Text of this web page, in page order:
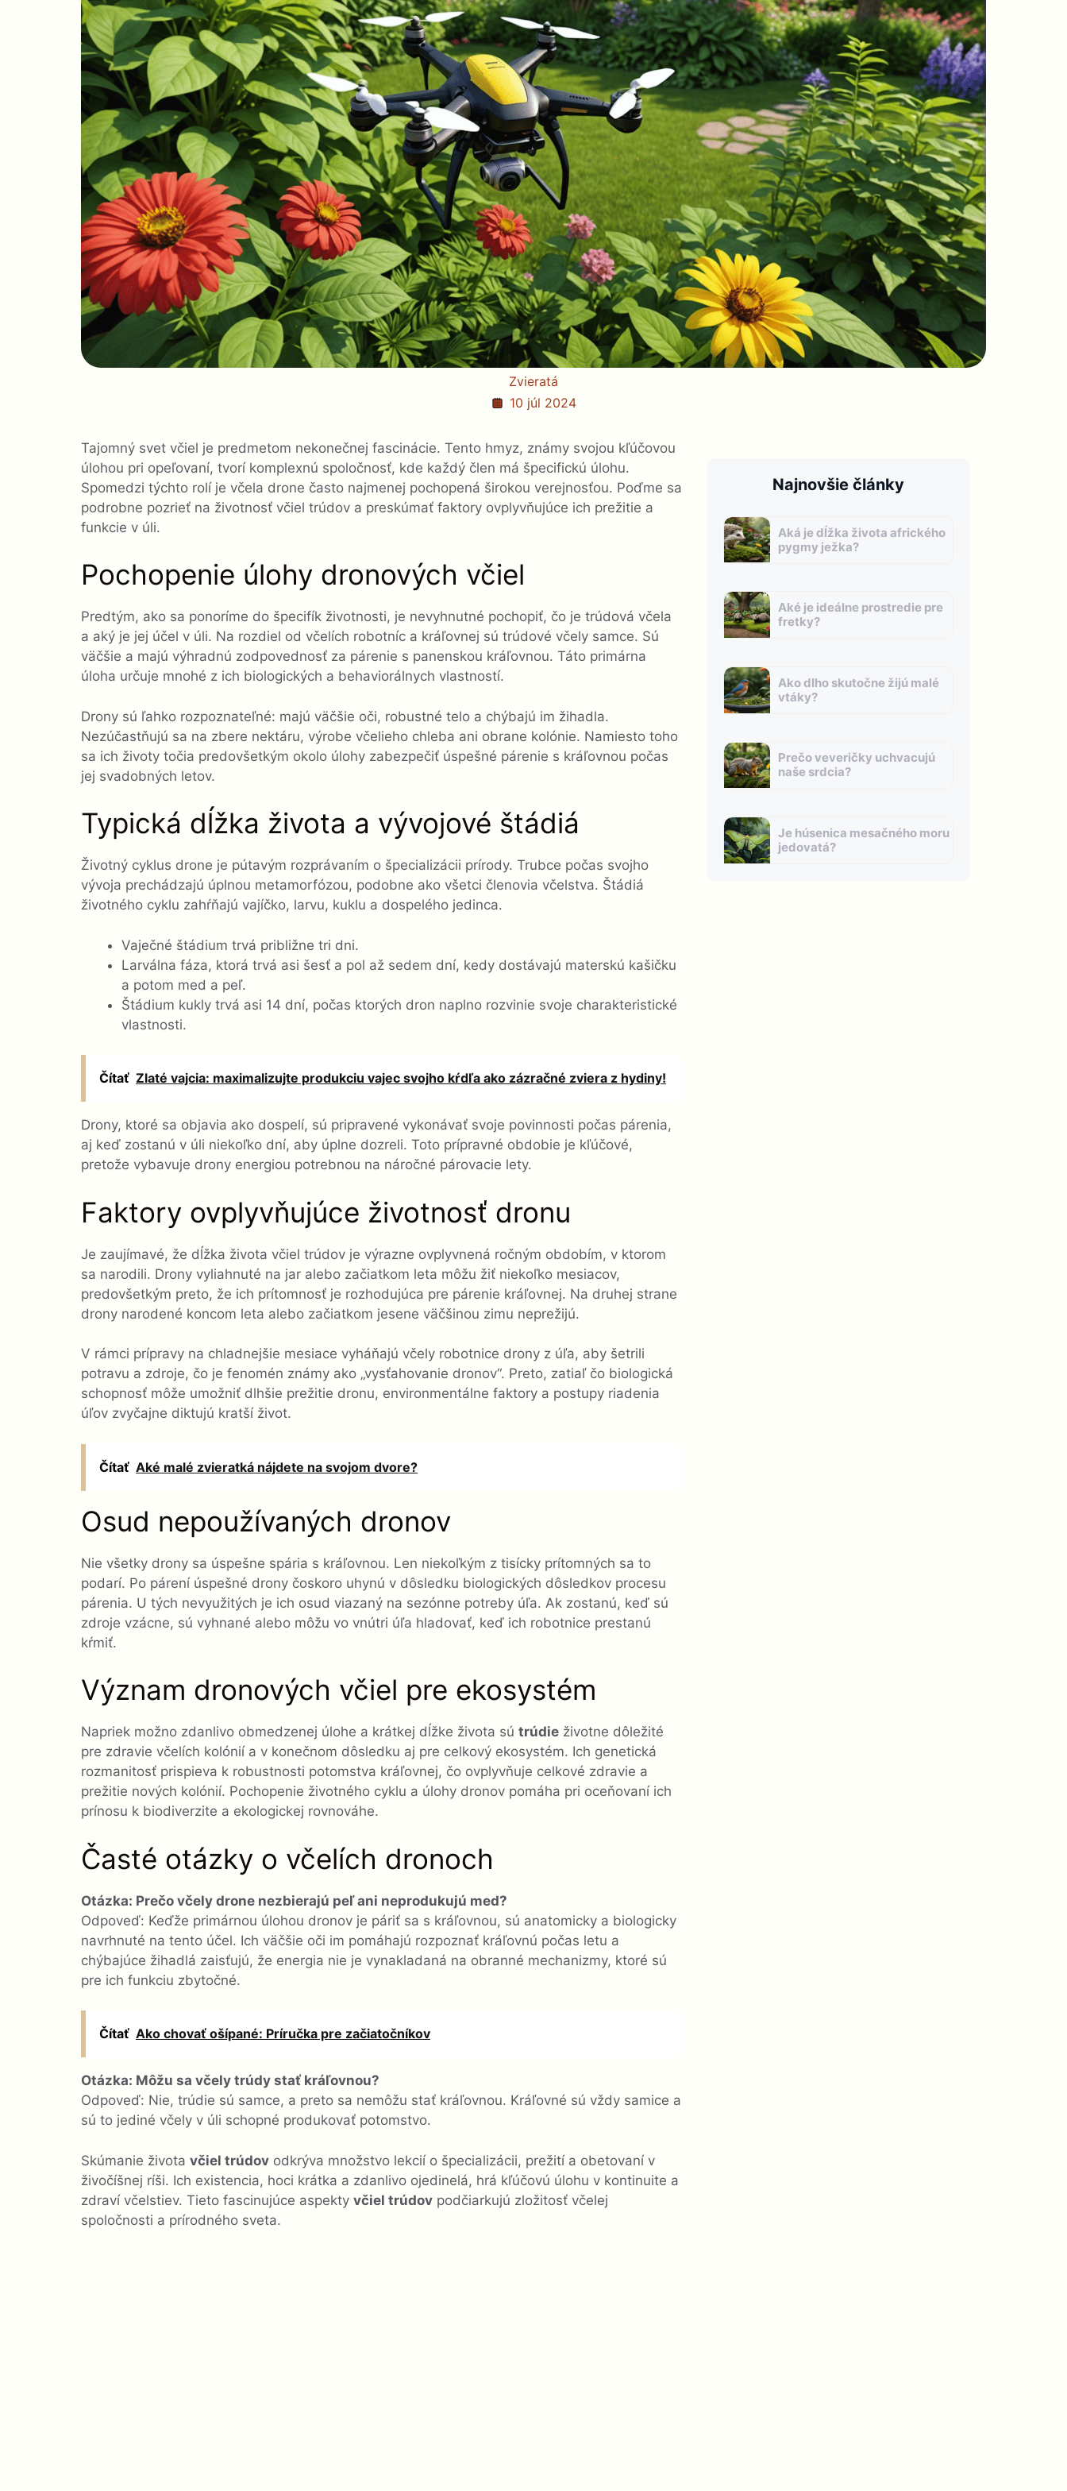
Zvieratá
10 júl 2024
Tajomný svet včiel je predmetom nekonečnej fascinácie. Tento hmyz, známy svojou kľúčovou
úlohou pri opeľovaní, tvorí komplexnú spoločnosť, kde každý člen má špecifickú úlohu.
Spomedzi týchto rolí je včela drone často najmenej pochopená širokou verejnosťou. Poďme sa
podrobne pozrieť na životnosť včiel trúdov a preskúmať faktory ovplyvňujúce ich prežitie a
funkcie v úli.
Pochopenie úlohy dronových včiel
Predtým, ako sa ponoríme do špecifík životnosti, je nevyhnutné pochopiť, čo je trúdová včela
a aký je jej účel v úli. Na rozdiel od včelích robotníc a kráľovnej sú trúdové včely samce. Sú
väčšie a majú výhradnú zodpovednosť za párenie s panenskou kráľovnou. Táto primárna
úloha určuje mnohé z ich biologických a behaviorálnych vlastností.
Drony sú ľahko rozpoznateľné: majú väčšie oči, robustné telo a chýbajú im žihadla.
Nezúčastňujú sa na zbere nektáru, výrobe včelieho chleba ani obrane kolónie. Namiesto toho
sa ich životy točia predovšetkým okolo úlohy zabezpečiť úspešné párenie s kráľovnou počas
jej svadobných letov.
Typická dĺžka života a vývojové štádiá
Životný cyklus drone je pútavým rozprávaním o špecializácii prírody. Trubce počas svojho
vývoja prechádzajú úplnou metamorfózou, podobne ako všetci členovia včelstva. Štádiá
životného cyklu zahŕňajú vajíčko, larvu, kuklu a dospelého jedinca.
Vaječné štádium trvá približne tri dni.
Larválna fáza, ktorá trvá asi šesť a pol až sedem dní, kedy dostávajú materskú kašičku
a potom med a peľ.
Štádium kukly trvá asi 14 dní, počas ktorých dron naplno rozvinie svoje charakteristické
vlastnosti.
Čítať Zlaté vajcia: maximalizujte produkciu vajec svojho kŕdľa ako zázračné zviera z hydiny!
Drony, ktoré sa objavia ako dospelí, sú pripravené vykonávať svoje povinnosti počas párenia,
aj keď zostanú v úli niekoľko dní, aby úplne dozreli. Toto prípravné obdobie je kľúčové,
pretože vybavuje drony energiou potrebnou na náročné párovacie lety.
Faktory ovplyvňujúce životnosť dronu
Je zaujímavé, že dĺžka života včiel trúdov je výrazne ovplyvnená ročným obdobím, v ktorom
sa narodili. Drony vyliahnuté na jar alebo začiatkom leta môžu žiť niekoľko mesiacov,
predovšetkým preto, že ich prítomnosť je rozhodujúca pre párenie kráľovnej. Na druhej strane
drony narodené koncom leta alebo začiatkom jesene väčšinou zimu neprežijú.
V rámci prípravy na chladnejšie mesiace vyháňajú včely robotnice drony z úľa, aby šetrili
potravu a zdroje, čo je fenomén známy ako „vysťahovanie dronov“. Preto, zatiaľ čo biologická
schopnosť môže umožniť dlhšie prežitie dronu, environmentálne faktory a postupy riadenia
úľov zvyčajne diktujú kratší život.
Čítať Aké malé zvieratká nájdete na svojom dvore?
Osud nepoužívaných dronov
Nie všetky drony sa úspešne spária s kráľovnou. Len niekoľkým z tisícky prítomných sa to
podarí. Po párení úspešné drony čoskoro uhynú v dôsledku biologických dôsledkov procesu
párenia. U tých nevyužitých je ich osud viazaný na sezónne potreby úľa. Ak zostanú, keď sú
zdroje vzácne, sú vyhnané alebo môžu vo vnútri úľa hladovať, keď ich robotnice prestanú
kŕmiť.
Význam dronových včiel pre ekosystém
Napriek možno zdanlivo obmedzenej úlohe a krátkej dĺžke života sú trúdie životne dôležité
pre zdravie včelích kolónií a v konečnom dôsledku aj pre celkový ekosystém. Ich genetická
rozmanitosť prispieva k robustnosti potomstva kráľovnej, čo ovplyvňuje celkové zdravie a
prežitie nových kolónií. Pochopenie životného cyklu a úlohy dronov pomáha pri oceňovaní ich
prínosu k biodiverzite a ekologickej rovnováhe.
Časté otázky o včelích dronoch
Otázka: Prečo včely drone nezbierajú peľ ani neprodukujú med?
Odpoveď: Keďže primárnou úlohou dronov je páriť sa s kráľovnou, sú anatomicky a biologicky
navrhnuté na tento účel. Ich väčšie oči im pomáhajú rozpoznať kráľovnú počas letu a
chýbajúce žihadlá zaisťujú, že energia nie je vynakladaná na obranné mechanizmy, ktoré sú
pre ich funkciu zbytočné.
Čítať Ako chovať ošípané: Príručka pre začiatočníkov
Otázka: Môžu sa včely trúdy stať kráľovnou?
Odpoveď: Nie, trúdie sú samce, a preto sa nemôžu stať kráľovnou. Kráľovné sú vždy samice a
sú to jediné včely v úli schopné produkovať potomstvo.
Skúmanie života včiel trúdov odkrýva množstvo lekcií o špecializácii, prežití a obetovaní v
živočíšnej ríši. Ich existencia, hoci krátka a zdanlivo ojedinelá, hrá kľúčovú úlohu v kontinuite a
zdraví včelstiev. Tieto fascinujúce aspekty včiel trúdov podčiarkujú zložitosť včelej
spoločnosti a prírodného sveta.
Najnovšie články
Aká je dĺžka života afrického
pygmy ježka?
Aké je ideálne prostredie pre
fretky?
Ako dlho skutočne žijú malé
vtáky?
Prečo veveričky uchvacujú
naše srdcia?
Je húsenica mesačného moru
jedovatá?